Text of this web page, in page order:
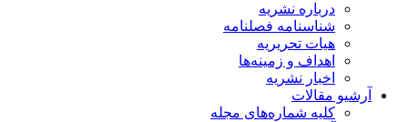
درباره نشریه
شناسنامه فصلنامه
هیات تحریریه
اهداف و زمینه‌ها
اخبار نشریه
آرشیو مقالات
کلیه شماره‌های مجله